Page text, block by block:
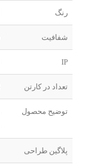
رنگ
شفافیت
IP
تعداد در کارتن
توضیح محصول
پلاگین طراحی